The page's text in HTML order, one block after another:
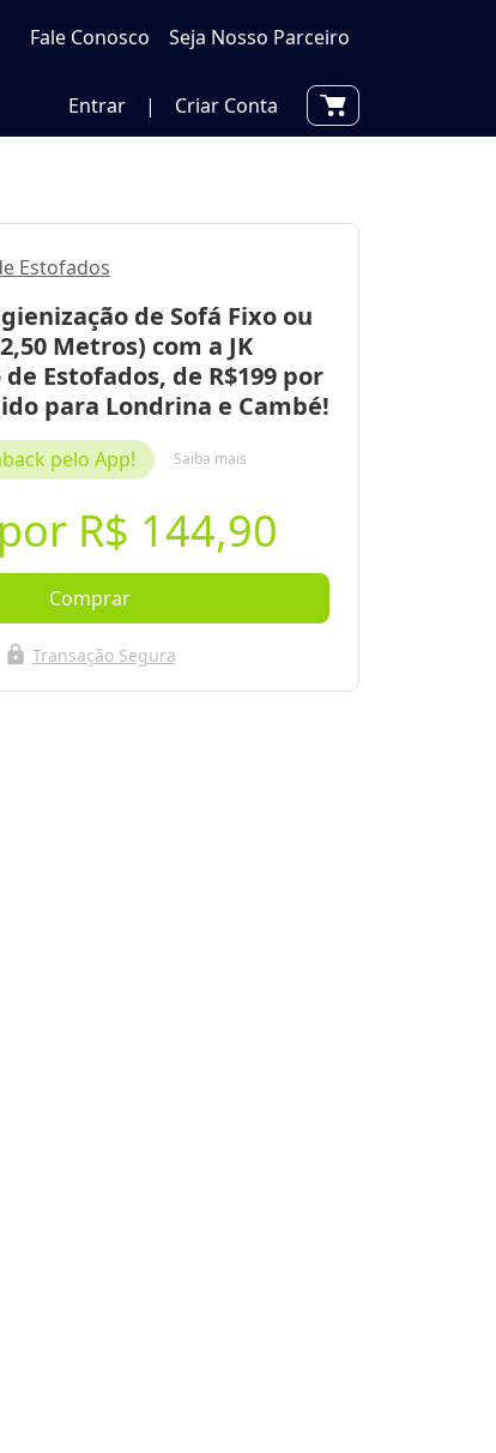
Fale Conosco Seja Nosso Parceiro
Entrar | Criar Conta
Estofados
de Sofá Fixo ou
Metros) com a JK
Estofados, de R$199 por
para Londrina e Cambé!
por R$ 144,90
pelo App! Saiba mais
Comprar
lock Transação Segura